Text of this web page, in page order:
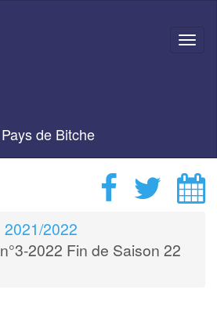
de Bitche
2021/2022
2022 Fin de Saison 22